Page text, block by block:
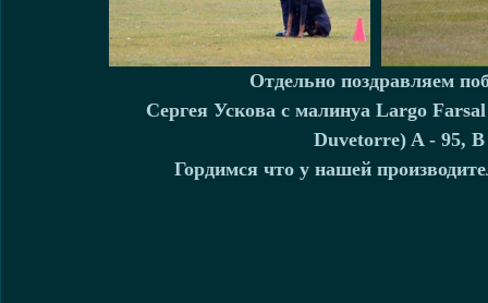
Отдельно поздравляем
Сергея Ускова с малинуа Largo
Duvetorre) A - 95,
Гордимся что у нашей